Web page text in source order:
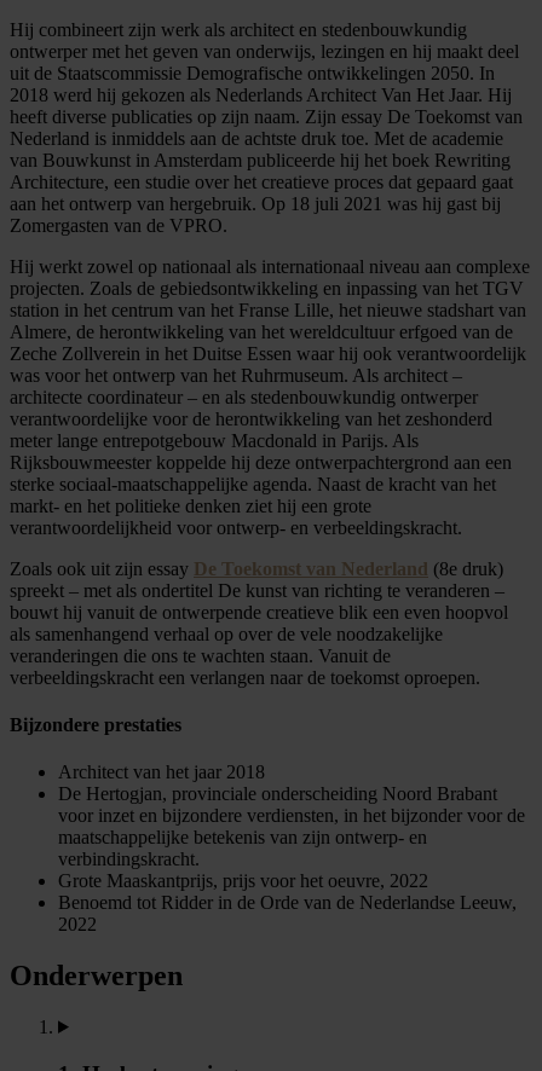
Hij combineert zijn werk als architect en stedenbouwkundig
ontwerper met het geven van onderwijs, lezingen en hij maakt deel
uit de Staatscommissie Demografische ontwikkelingen 2050. In
2018 werd hij gekozen als Nederlands Architect Van Het Jaar. Hij
heeft diverse publicaties op zijn naam. Zijn essay De Toekomst van
Nederland is inmiddels aan de achtste druk toe. Met de academie
van Bouwkunst in Amsterdam publiceerde hij het boek Rewriting
Architecture, een studie over het creatieve proces dat gepaard gaat
aan het ontwerp van hergebruik. Op 18 juli 2021 was hij gast bij
Zomergasten van de VPRO.
Hij werkt zowel op nationaal als internationaal niveau aan complexe
projecten. Zoals de gebiedsontwikkeling en inpassing van het TGV
station in het centrum van het Franse Lille, het nieuwe stadshart van
Almere, de herontwikkeling van het wereldcultuur erfgoed van de
Zeche Zollverein in het Duitse Essen waar hij ook verantwoordelijk
was voor het ontwerp van het Ruhrmuseum. Als architect –
architecte coordinateur – en als stedenbouwkundig ontwerper
verantwoordelijke voor de herontwikkeling van het zeshonderd
meter lange entrepotgebouw Macdonald in Parijs. Als
Rijksbouwmeester koppelde hij deze ontwerpachtergrond aan een
sterke sociaal-maatschappelijke agenda. Naast de kracht van het
markt- en het politieke denken ziet hij een grote
verantwoordelijkheid voor ontwerp- en verbeeldingskracht.
Zoals ook uit zijn essay De Toekomst van Nederland (8e druk)
spreekt – met als ondertitel De kunst van richting te veranderen –
bouwt hij vanuit de ontwerpende creatieve blik een even hoopvol
als samenhangend verhaal op over de vele noodzakelijke
veranderingen die ons te wachten staan. Vanuit de
verbeeldingskracht een verlangen naar de toekomst oproepen.
Bijzondere prestaties
Architect van het jaar 2018
De Hertogjan, provinciale onderscheiding Noord Brabant
voor inzet en bijzondere verdiensten, in het bijzonder voor de
maatschappelijke betekenis van zijn ontwerp- en
verbindingskracht.
Grote Maaskantprijs, prijs voor het oeuvre, 2022
Benoemd tot Ridder in de Orde van de Nederlandse Leeuw,
2022
Onderwerpen